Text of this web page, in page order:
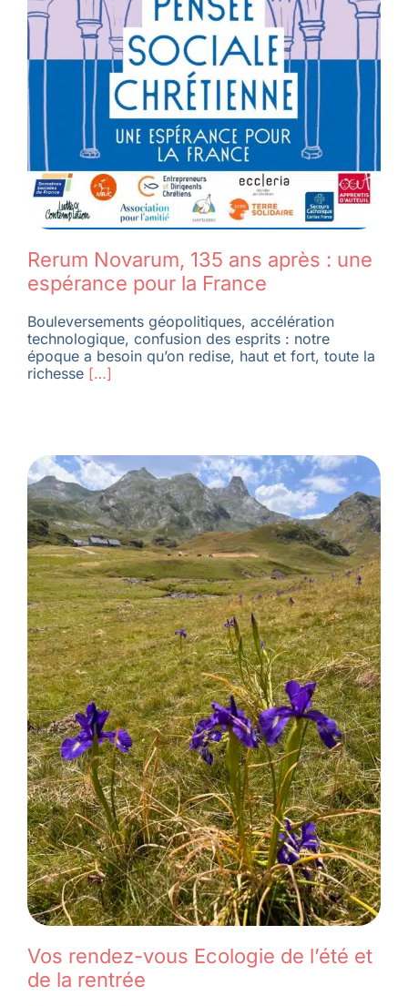
Membres
L’actu
Nous soutenir
La revue Responsables
Rerum Novarum, 135 ans après : une
espérance pour la France
Bouleversements géopolitiques, accélération
technologique, confusion des esprits : notre
époque a besoin qu’on redise, haut et fort, toute la
richesse[…]
Vos rendez-vous Ecologie de l’été et
de la rentrée